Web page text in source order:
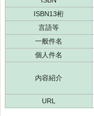
ISBN13桁
言語等
一般件名
個人件名
内容紹介
URL